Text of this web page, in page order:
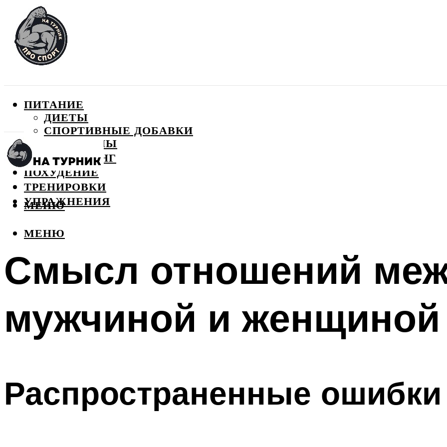
ПИТАНИЕ
ДИЕТЫ
СПОРТИВНЫЕ ДОБАВКИ
ВИТАМИНЫ
БОДИБИЛДИНГ
ПОХУДЕНИЕ
ТРЕНИРОВКИ
УПРАЖНЕНИЯ
МЕНЮ
МЕНЮ
Смысл отношений
мужчиной и женщиной
Распространенные ошибки